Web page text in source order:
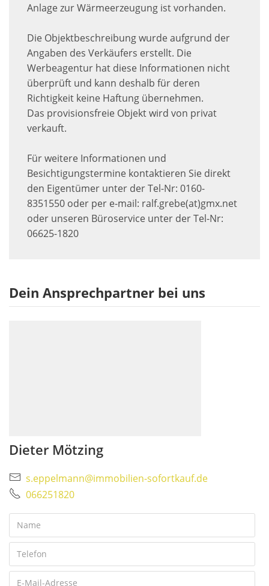
Anlage zur Wärmeerzeugung ist vorhanden.
Die Objektbeschreibung wurde aufgrund der
Angaben des Verkäufers erstellt. Die
Werbeagentur hat diese Informationen nicht
überprüft und kann deshalb für deren
Richtigkeit keine Haftung übernehmen.
Das provisionsfreie Objekt wird von privat
verkauft.
Für weitere Informationen und
Besichtigungstermine kontaktieren Sie direkt
den Eigentümer unter der Tel-Nr: 0160-
8351550 oder per e-mail: ralf.grebe(at)gmx.net
oder unseren Büroservice unter der Tel-Nr:
06625-1820
Dein Ansprechpartner bei uns
Dieter Mötzing
s.eppelmann@immobilien-sofortkauf.de
066251820